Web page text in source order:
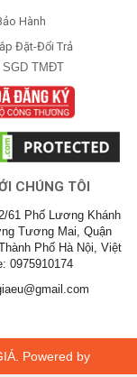
Hành
Đặt-Đổi Trả
SGD TMĐT
CHÚNG TÔI
61 Phố Lương Khánh
Tương Mai, Quận
Phố Hà Nội, Việt
0975910174
. Powered by